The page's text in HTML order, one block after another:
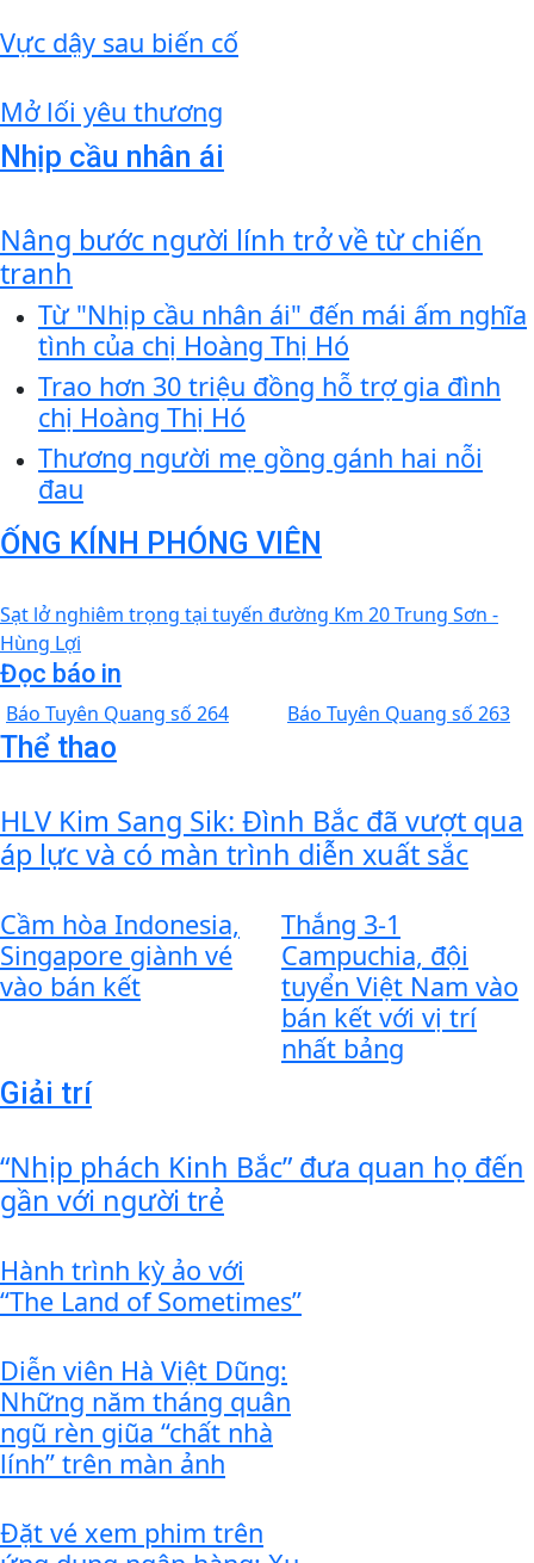
Vực dậy sau biến cố
Mở lối yêu thương
Nhịp cầu nhân ái
Nâng bước người lính trở về từ chiến
tranh
Từ "Nhịp cầu nhân ái" đến mái ấm nghĩa
tình của chị Hoàng Thị Hó
Trao hơn 30 triệu đồng hỗ trợ gia đình
chị Hoàng Thị Hó
Thương người mẹ gồng gánh hai nỗi
đau
ỐNG KÍNH PHÓNG VIÊN
Sạt lở nghiêm trọng tại tuyến đường Km 20 Trung Sơn -
Hùng Lợi
Đọc báo in
Báo Tuyên Quang số 264 Báo Tuyên Quang số 263
Thể thao
HLV Kim Sang Sik: Đình Bắc đã vượt qua
áp lực và có màn trình diễn xuất sắc
Cầm hòa Indonesia,
Singapore giành vé
vào bán kết
Thắng 3-1
Campuchia, đội
tuyển Việt Nam vào
bán kết với vị trí
nhất bảng
Giải trí
“Nhịp phách Kinh Bắc” đưa quan họ đến
gần với người trẻ
Hành trình kỳ ảo với
“The Land of Sometimes”
Diễn viên Hà Việt Dũng:
Những năm tháng quân
ngũ rèn giũa “chất nhà
lính” trên màn ảnh
Đặt vé xem phim trên